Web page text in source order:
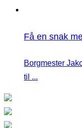
Få en snak
Borgmester
til ...